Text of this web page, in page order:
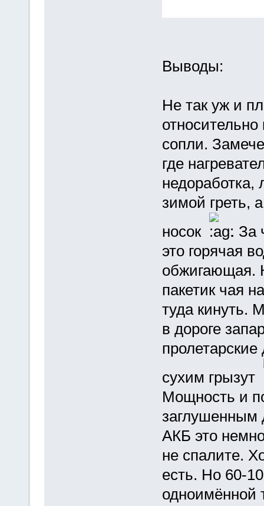
Выводы:
Не так уж и
сопли.
где
зимой греть,
носок
. За
это горячая
обжигающая.
пакетик чая
туда кинуть.
в дороге
сухим грызут
Мощность и
заглушенным
АКБ это
не спалите.
есть. Но 60-
одноимённой